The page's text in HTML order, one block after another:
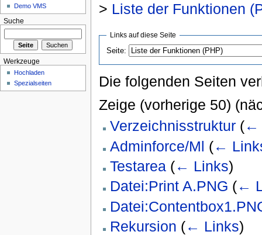
> Liste der Funktionen
Links auf diese Seite
Seite:
Die folgenden Seiten
Zeige (vorherige 50)
Verzeichnisstruktur (←
Adminforce/Ml (←
Testarea (← Links)
Datei:Print A.PNG (←
Rekursion (← Links)
Demo VMS
Suche
Werkzeuge
Hochladen
Spezialseiten